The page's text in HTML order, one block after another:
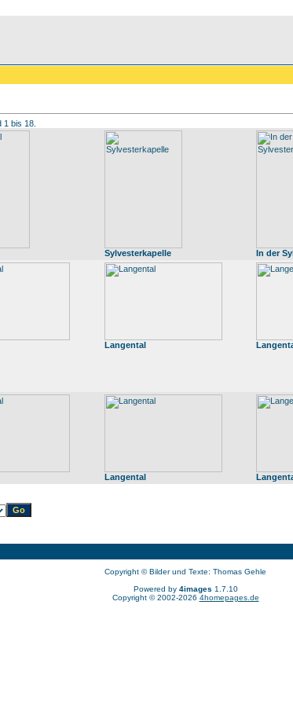
1 bis 18.
Sylvesterkapelle In der
Langental
Langental
Copyright © Bilder und Texte: Thomas Gehle
Powered by 4images 1.7.10
Copyright © 2002-2026 4homepages.de